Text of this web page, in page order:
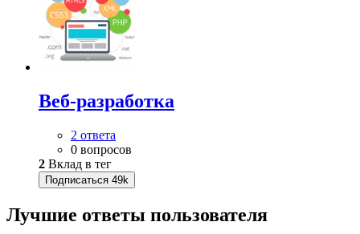
Веб-разработка
2 ответа
0 вопросов
2 Вклад в тег
Подписаться 49k
Лучшие ответы пользователя